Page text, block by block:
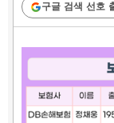
구글 검색 선호